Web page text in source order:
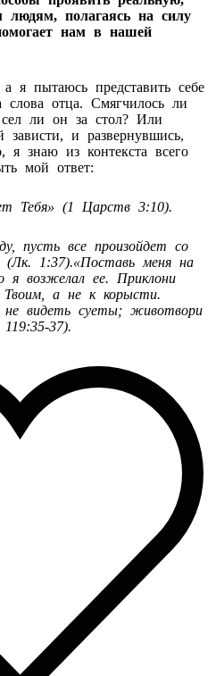
людям, полагаясь на силу
нам в нашей
я пытаюсь представить себе
отца. Смягчилось ли
ли он за стол? Или
зависти, и развернувшись,
знаю из контекста всего
мой ответ:
Тебя» (1 Царств 3:10).
пусть все произойдет со
(Лк. 1:37).«Поставь меня на
я возжелал ее. Приклони
Твоим, а не к корысти.
видеть суеты; животвори
37).